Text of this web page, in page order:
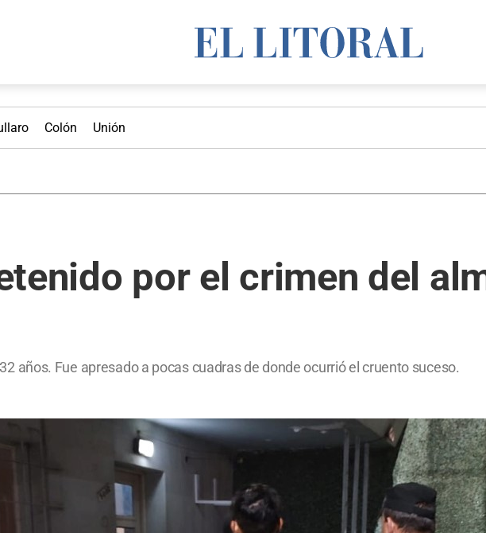
Colón Unión
por el crimen del
años. Fue apresado a pocas cuadras de donde ocurrió el cruento suceso.